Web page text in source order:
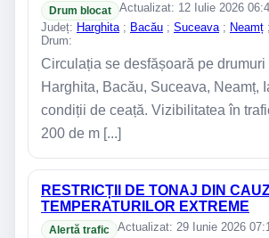
Drum blocat Actualizat: 12 Iulie 2026
Județ: Harghita ; Bacău ; Suceava ; Neamț ;
Drum:
Circulația se desfășoară pe
Harghita, Bacău, Suceava, Neamț,
condiții de ceață. Vizibilitatea în
200 de m [...]
RESTRICȚII DE TONAJ DIN
TEMPERATURILOR EXTREME
Alertă trafic Actualizat: 29 Iunie 2026